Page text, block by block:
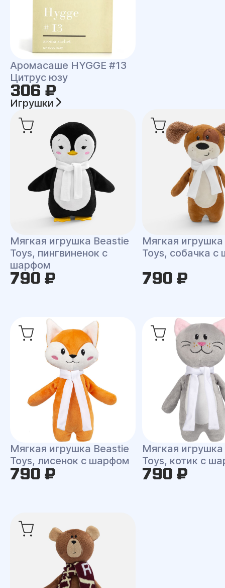
Аромасаше HYGGE #13
Цитрус юзу
306 ₽
Игрушки
Мягкая игрушка Beastie
Toys, пингвиненок с
шарфом
790 ₽
Мягкая
Toys, собачка
790 ₽
Мягкая игрушка Beastie
Toys, лисенок с шарфом
790 ₽
Мягкая
Toys, котик с
790 ₽